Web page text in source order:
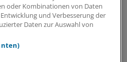
Das Thema habe aber
als viele meinten.
oder Kombinationen von Daten
und Verbesserung der
Daten zur Auswahl von